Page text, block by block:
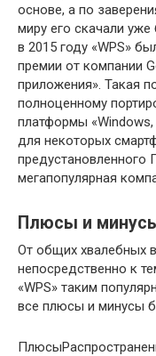
основе, а по
миру его скачали уже
в 2015 году «WPS»
премии от компании
приложения». Такая
полноценному
платформы «Windows,
для некоторых
предустановленного
мегапопулярная
Плюсы и
От общих хвалебных
непосредственно к
«WPS» таким
все плюсы и минусы